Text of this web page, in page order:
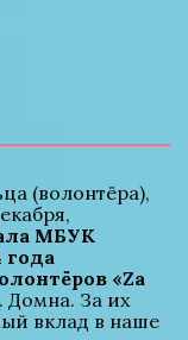
МБУК
года
«Za
Домна. За их
вклад в наше